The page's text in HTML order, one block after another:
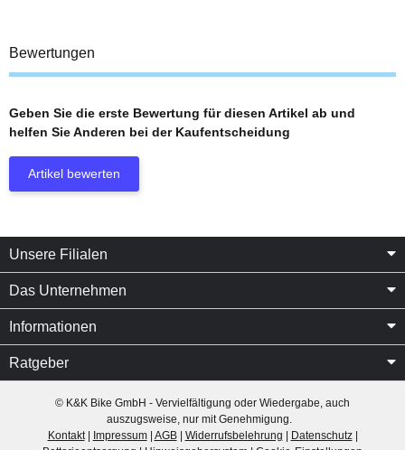
Bewertungen
Geben Sie die erste Bewertung für diesen Artikel ab und
helfen Sie Anderen bei der Kaufentscheidung
Artikel bewerten
Unsere Filialen
Das Unternehmen
Informationen
Ratgeber
© K&K Bike GmbH - Vervielfältigung oder Wiedergabe, auch
auszugsweise, nur mit Genehmigung.
Kontakt| Impressum| AGB| Widerrufsbelehrung Datenschutz|